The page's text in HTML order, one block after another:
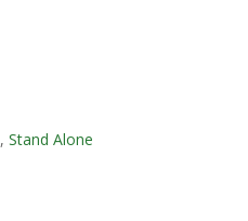
,Stand Alone